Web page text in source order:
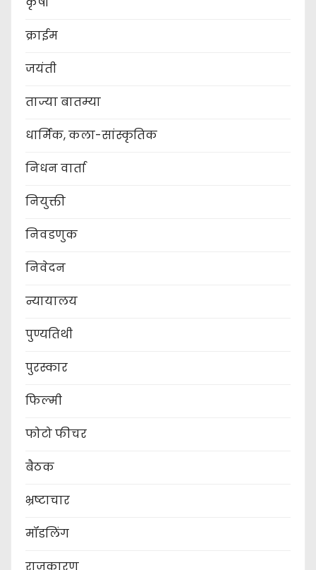
क्राईम
जयंती
ताज्या बातम्या
धार्मिक, कला-सांस्कृतिक
निधन वार्ता
नियुक्ती
निवडणुक
निवेदन
न्यायालय
पुण्यतिथी
पुरस्कार
फिल्मी
फोटो फीचर
बैठक
भ्रष्टाचार
मॉडलिंग